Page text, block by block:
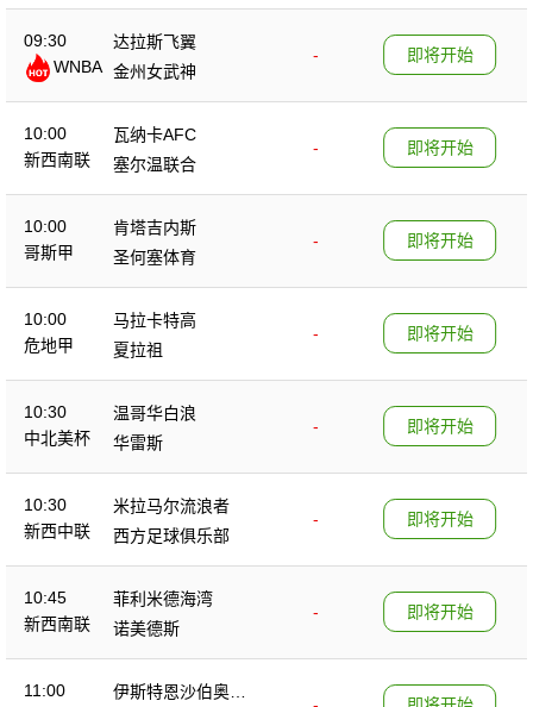
09:30
WNBA
达拉斯飞翼
-
金州女武神
即将开始
10:00
新西南联
瓦纳卡AFC
-
塞尔温联合
即将开始
10:00
哥斯甲
肯塔吉内斯
-
圣何塞体育
即将开始
10:00
危地甲
马拉卡特高
-
夏拉祖
即将开始
10:30
中北美杯
温哥华白浪
-
华雷斯
即将开始
10:30
新西中联
米拉马尔流浪者
-
西方足球俱乐部
即将开始
10:45
新西南联
菲利米德海湾
-
诺美德斯
即将开始
11:00
伊斯特恩沙伯奥克